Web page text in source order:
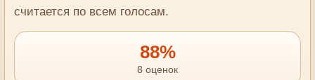
считается по всем голосам.
88%
8 оценок